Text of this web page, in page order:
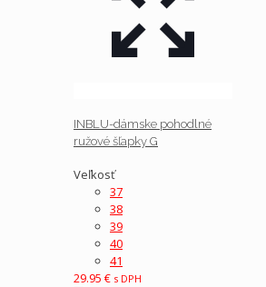
INBLU-dámske pohodlné
ružové šľapky G
Veľkosť
37
38
39
40
41
29.95 € s DPH